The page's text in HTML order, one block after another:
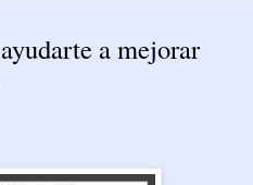
a mejorar